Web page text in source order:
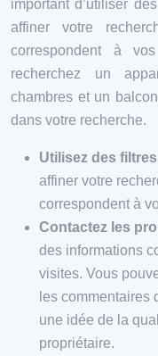
important d’utiliser
affiner votre
correspondent à
recherchez un
chambres et un
dans votre recherche.
Utilisez des
affiner votre
correspondent à
Contactez les
des informations
visites. Vous
les commentaires
une idée de la
propriétaire.